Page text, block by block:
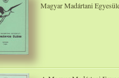
Magyar Madártani